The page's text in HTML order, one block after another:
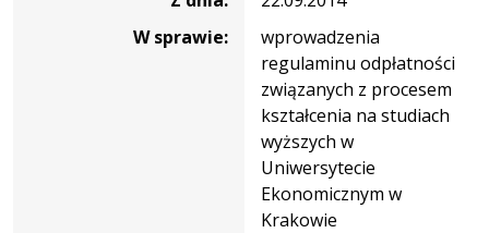
W sprawie:
wprowadzenia
regulaminu odpłatności
związanych z procesem
kształcenia na studiach
wyższych w
Uniwersytecie
Ekonomicznym w
Krakowie